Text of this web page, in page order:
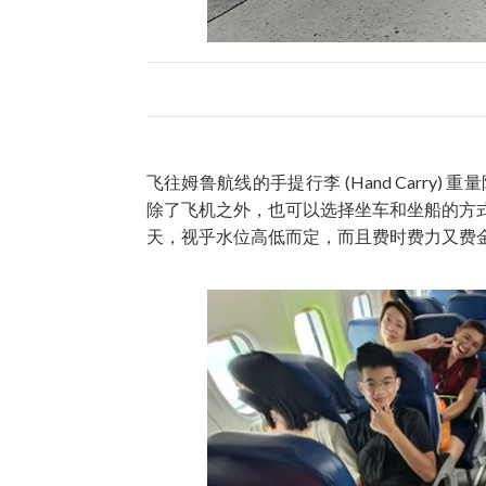
飞往姆鲁航线的手提行李 (Hand Carry) 重
除了飞机之外，也可以选择坐车和坐船的
天，视乎水位高低而定，而且费时费力又